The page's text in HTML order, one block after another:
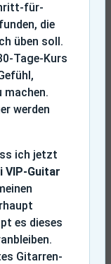
für-
die
üben soll.
Tage-Kurs
werden
ich jetzt
VIP-Guitar
es dieses
Gitarren-